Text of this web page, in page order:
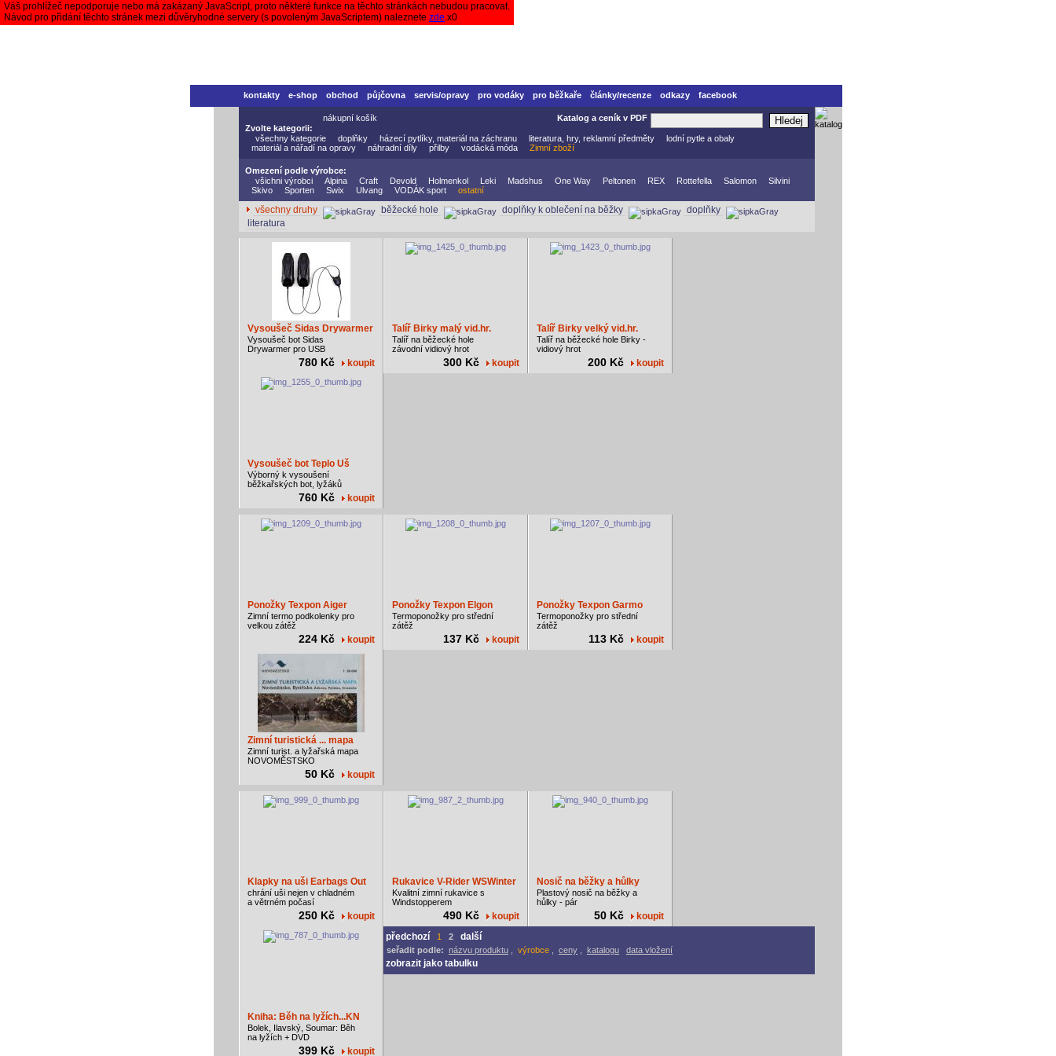
Váš prohlížeč nepodporuje nebo má zakázaný JavaScript, proto některé funkce na těchto stránkách nebudou pracovat.
Návod pro přidání těchto stránek mezi důvěryhodné servery (s povoleným JavaScriptem) naleznete zde.x0
kontakty e-shop obchod půjčovna servis/opravy pro vodáky pro běžkaře články/recenze odkazy facebook
nákupní košík
Zvolte kategorii:
Hledej
Katalog a ceník v PDF
všechny kategorie doplňky házecí pytlíky, materiál na záchranu literatura, hry, reklamní předměty
lodní pytle a obaly
materiál a nářadí na opravy
náhradní díly přilby vodácká móda Zimní zboží
Omezení podle výrobce:
všichni výrobci
Alpina Craft Devold Holmenkol Leki Madshus One Way Peltonen REX Rottefella Salomon
Silvini
Skivo
Sporten Swix Ulvang VODÁK sport ostatní
všechny druhy běžecké hole doplňky k oblečení na běžky
doplňky
literatura
Vysoušeč Sidas Drywarmer
Vysoušeč bot Sidas
Drywarmer pro USB
780 Kč koupit
Talíř Birky malý vid.hr.
Talíř na běžecké hole
závodní vidiový hrot
300 Kč koupit
Talíř Birky velký vid.hr.
Talíř na běžecké hole Birky -
vidiový hrot
200 Kč koupit
Vysoušeč bot Teplo Uš
Výborný k vysoušení
běžkařských bot, lyžáků
760 Kč koupit
Ponožky Texpon Aiger
Zimní termo podkolenky pro
velkou zátěž
224 Kč koupit
Ponožky Texpon Elgon
Termoponožky pro střední
zátěž
137 Kč koupit
Ponožky Texpon Garmo
Termoponožky pro střední
zátěž
113 Kč koupit
Zimní turistická ... mapa
Zimní turist. a lyžařská mapa
NOVOMĚSTSKO
50 Kč koupit
Klapky na uši Earbags Out
chrání uši nejen v chladném
a větrném počasí
250 Kč koupit
Rukavice V-Rider WSWinter
Kvalitní zimní rukavice s
Windstopperem
490 Kč koupit
Nosič na běžky a hůlky
Plastový nosič na běžky a
hůlky - pár
50 Kč koupit
Kniha: Běh na lyžích...KN
Bolek, Ilavský, Soumar: Běh
na lyžích + DVD
399 Kč koupit
předchozí 1 2 další
seřadit podle: názvu produktu výrobce ceny katalogu data vložení
zobrazit jako tabulku